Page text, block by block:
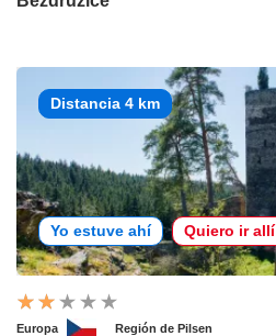
Distancia 4 km
Yo estuve ahí Quiero ir allí
Europa Región de Pilsen